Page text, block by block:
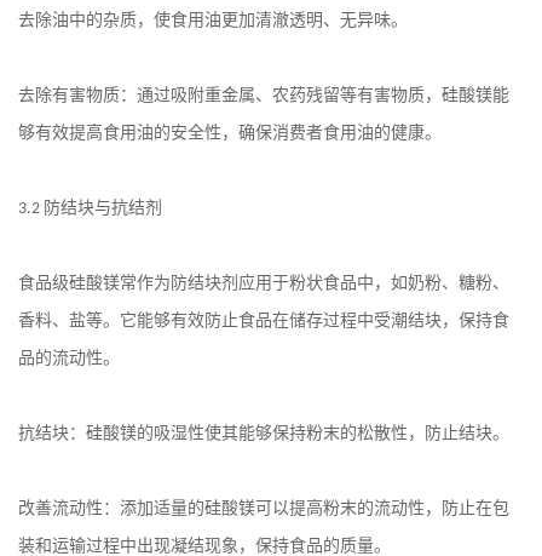
去除油中的杂质，使食用油更加清澈透明、无异味。
去除有害物质：通过吸附重金属、农药残留等有害物质，硅酸镁能
够有效提高食用油的安全性，确保消费者食用油的健康。
3.2 防结块与抗结剂
食品级硅酸镁常作为防结块剂应用于粉状食品中，如奶粉、糖粉、
香料、盐等。它能够有效防止食品在储存过程中受潮结块，保持食
品的流动性。
抗结块：硅酸镁的吸湿性使其能够保持粉末的松散性，防止结块。
改善流动性：添加适量的硅酸镁可以提高粉末的流动性，防止在包
装和运输过程中出现凝结现象，保持食品的质量。